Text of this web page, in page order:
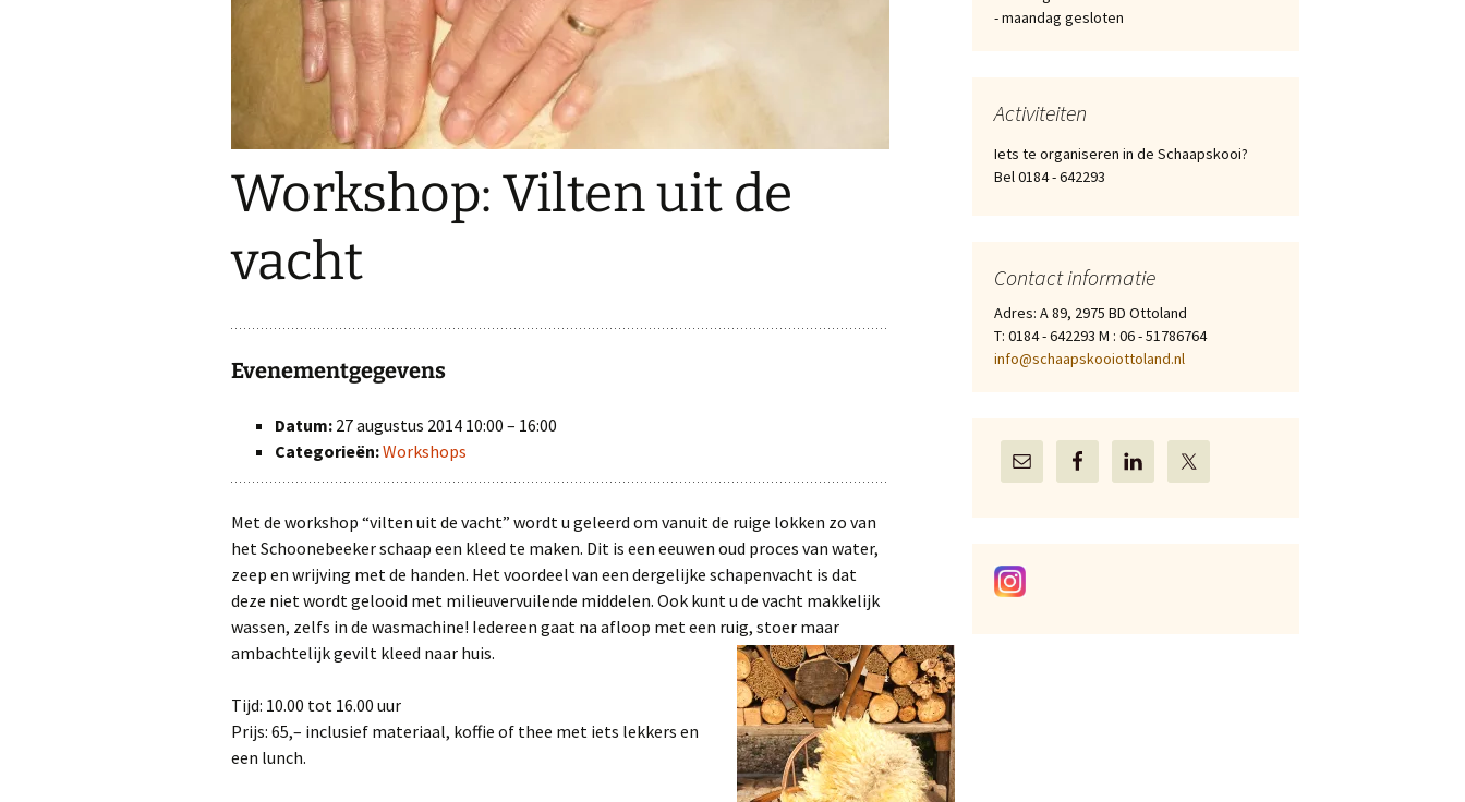
Schapenknuffels en
Pantoffels
Ambachtelijk gemaakte
sauzen
Diverse soorten dranken
Workshop: Vilten uit de
vacht
Evenementgegevens
Datum: 27 augustus 2014 10:00 – 16:00
Categorieën:Workshops
Met de workshop “vilten uit de vacht” wordt u geleerd om vanuit de ruige lokken zo van
het Schoonebeeker schaap een kleed te maken. Dit is een eeuwen oud proces van water,
zeep en wrijving met de handen. Het voordeel van een dergelijke schapenvacht is dat
deze niet wordt gelooid met milieuvervuilende middelen. Ook kunt u de vacht makkelijk
wassen, zelfs in de wasmachine! Iedereen gaat na afloop met een ruig, stoer maar
ambachtelijk gevilt kleed naar huis.
Tijd: 10.00 tot 16.00 uur
Prijs: 65,– inclusief materiaal, koffie of thee met iets lekkers en
een lunch.
- maandag gesloten
Activiteiten
Iets te organiseren in de Schaapskooi?
Bel 0184 - 642293
Contact informatie
Adres: A 89, 2975 BD Ottoland
T: 0184 - 642293 M : 06 - 51786764
info@schaapskooiottoland.nl